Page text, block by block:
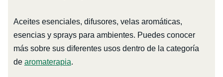
Aceites esenciales, difusores, velas aromáticas,
esencias y sprays para ambientes. Puedes conocer
más sobre sus diferentes usos dentro de la categoría
de aromaterapia.